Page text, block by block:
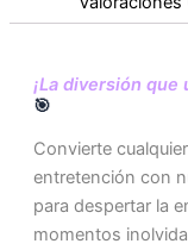
¡La diversión
🎯
Convierte
entretención con
para despertar la
momentos